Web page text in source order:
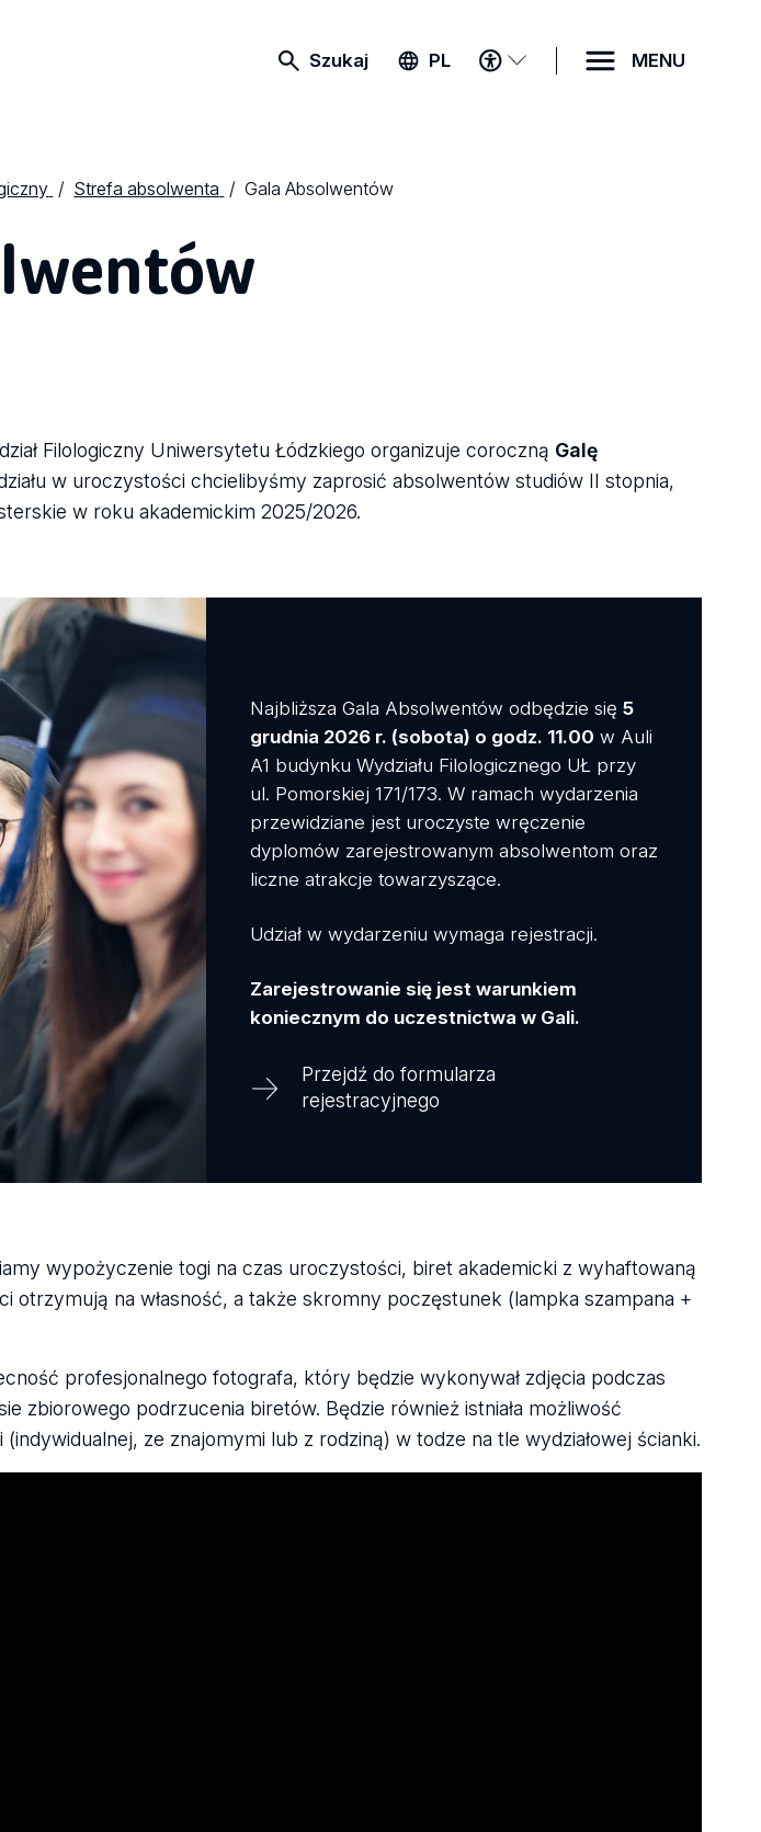
Szukaj PL
MENU
DOSTĘPNOŚCI
MENU
Strefa absolwenta Gala Absolwentów
Filologiczny Uniwersytetu Łódzkiego organizuje coroczną Galę
w uroczystości chcielibyśmy zaprosić absolwentów studiów II stopnia,
w roku akademickim 2025/2026.
Najbliższa Gala Absolwentów odbędzie się 5
grudnia 2026 r. (sobota) o godz. 11.00 w Auli
A1 budynku Wydziału Filologicznego UŁ przy
ul. Pomorskiej 171/173. W ramach wydarzenia
przewidziane jest uroczyste wręczenie
dyplomów zarejestrowanym absolwentom oraz
liczne atrakcje towarzyszące.
Udział w wydarzeniu wymaga rejestracji.
Zarejestrowanie się jest warunkiem
koniecznym do uczestnictwa w Gali.
Przejdź do formularza
rejestracyjnego
wypożyczenie togi na czas uroczystości, biret akademicki z wyhaftowaną
otrzymują na własność, a także skromny poczęstunek (lampka szampana +
profesjonalnego fotografa, który będzie wykonywał zdjęcia podczas
zbiorowego podrzucenia biretów. Będzie również istniała możliwość
ze znajomymi lub z rodziną) w todze na tle wydziałowej ścianki.